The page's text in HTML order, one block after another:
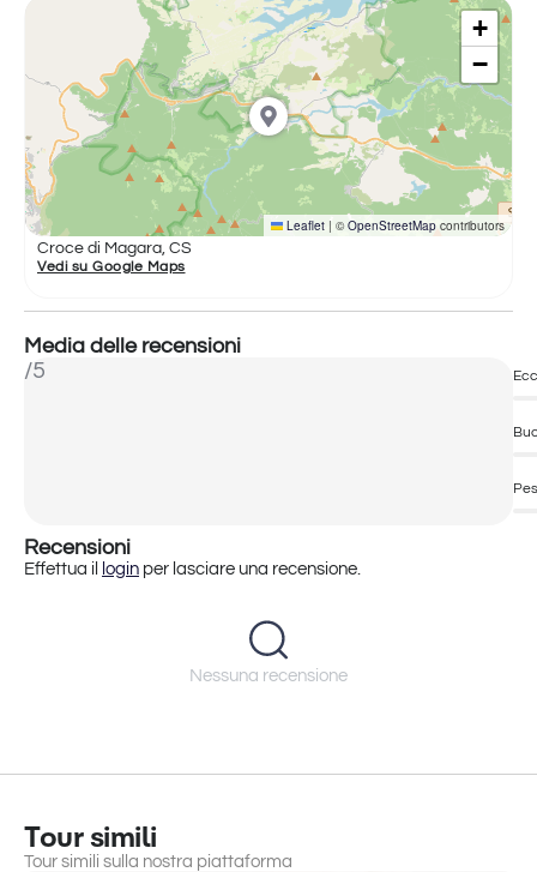
+
−
Leaflet | ©OpenStreetMap contributors
Croce di Magara, CS
Vedi su Google Maps
Media delle recensioni
/5
Recensioni
Effettua il login per lasciare una recensione.
Nessuna recensione
Tour simili
Tour simili sulla nostra piattaforma